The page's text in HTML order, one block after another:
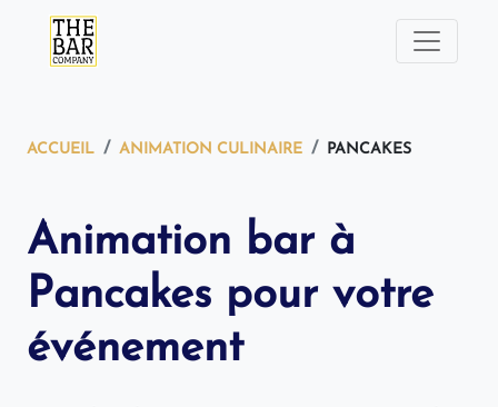
ACCUEIL ANIMATION CULINAIRE PANCAKES
Animation bar à
Pancakes pour votre
événement